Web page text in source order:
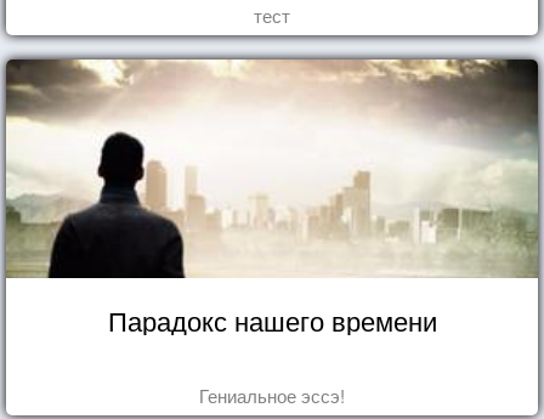
тест
Парадокс нашего времени
Гениальное эссэ!